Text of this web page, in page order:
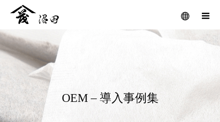
メニュー
OEM – 導入事例集